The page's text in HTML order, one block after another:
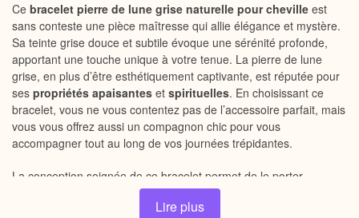
Ce bracelet pierre de lune grise naturelle pour cheville est
sans conteste une pièce maîtresse qui allie élégance et mystère.
Sa teinte grise douce et subtile évoque une sérénité profonde,
apportant une touche unique à votre tenue. La pierre de lune
grise, en plus d’être esthétiquement captivante, est réputée pour
ses propriétés apaisantes et spirituelles. En choisissant ce
bracelet, vous ne vous contentez pas de l’accessoire parfait, mais
vous vous offrez aussi un compagnon chic pour vous
accompagner tout au long de vos journées trépidantes.
La conception soignée de ce bracelet permet de le porter
confortablement autour de la cheville, avec un
sécurisé pour un maintien optimal. Fabriqué à
Lire plus